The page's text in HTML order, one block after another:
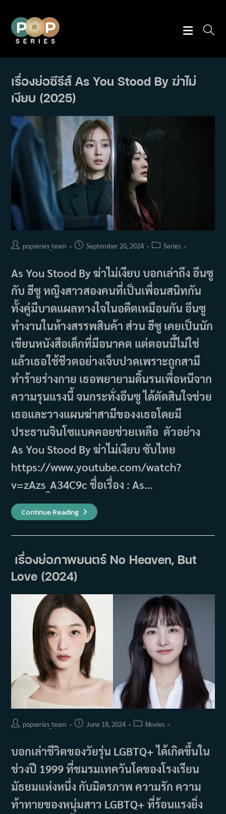
content
เรื่องย่อซีรีส์ As You Stood By ฆ่าไม่
เงียบ (2025)
Postpopseries_team
PostSeptember 20, 2024
PostSeries
As You Stood By ฆ่าไม่เงียบ บอกเล่าถึง อึนซู
กับ ฮีซู หญิงสาวสองคนที่เป็นเพื่อนสนิทกัน
ทั้งคู่มีบาดแผลทางใจในอดีตเหมือนกัน อึนซู
ทำงานในห้างสรรพสินค้า ส่วน ฮีซู เคยเป็นนัก
เขียนหนังสือเด็กที่มีอนาคต แต่ตอนนี้ไม่ใช่
แล้วเธอใช้ชีวตอย่างเจ็บปวดเพราะถูกสามี
ทำร้ายร่างกาย เธอพยายามดิ้นรนเพื่อหนีจาก
ความรุนแรงนี้ จนกระทั่งอึนซู ได้ตัดสินใจช่วย
เธอและวางแผนฆ่าสามีของงเธอโดยมี
ประธานจินโซแบคคอยช่วยเหลือ ตัวอย่าง
As You Stood By ฆ่าไม่เงียบ ซับไทย
https://www.youtube.com/watch?
v=zAzs_A34C9c ชื่อเรื่อง : As…
Continue Readingเรื่อง
ย่อ
By
เรื่องย่อภาพยนตร์ No Heaven, But
Love (2024)
Postpopseries_team
PostJune 18, 2024
PostMovies
บอกเล่าชีวิตของวัยรุ่น LGBTQ+ ได้เกิดขึ้นใน
ช่วงปี 1999 ที่ชมรมเทควันโดของโรงเรียน
มัธยมแห่งหนึ่ง กับมิตรภาพ ความรัก ความ
ท้าทายของหนุ่มสาว LGBTQ+ ที่ร้อนแรงยิ่ง